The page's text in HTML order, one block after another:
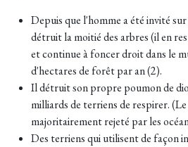
Depuis que l'homme a été invité
détruit la moitié des arbres (il en
et continue à foncer droit dans le
d'hectares de forêt par an (2).
Il détruit son propre poumon de
milliards de terriens de respirer.
majoritairement rejeté par les
Des terriens qui utilisent de façon